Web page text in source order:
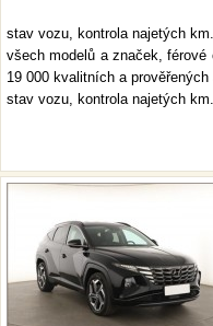
stav vozu, kontrola najetých
všech modelů a značek,
19 000 kvalitních a
stav vozu, kontrola najetých